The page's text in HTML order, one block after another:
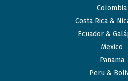
Colombia
Costa Rica &
Ecuador &
Mexico
Panama
Peru &